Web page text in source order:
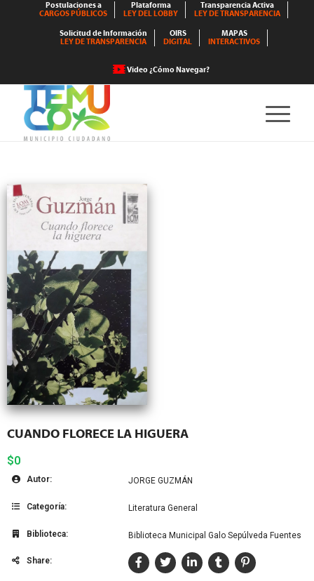
Postulaciones a
CARGOS PÚBLICOS
Plataforma
LEY DEL LOBBY
Transparencia Activa
LEY DE TRANSPARENCIA
Solicitud de Información
LEY DE TRANSPARENCIA
OIRS
DIGITAL
MAPAS
INTERACTIVOS
Video ¿Cómo Navegar?
CUANDO FLORECE LA HIGUERA
$0
Autor: JORGE GUZMÁN
Categoría: Literatura General
Biblioteca: Biblioteca Municipal Galo Sepúlveda Fuentes
Share: